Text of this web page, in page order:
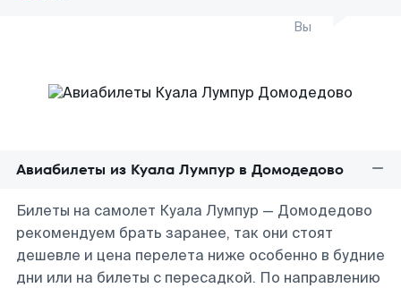
Вы
Авиабилеты из Куала Лумпур в Домодедово
Билеты на самолет Куала Лумпур — Домодедово
рекомендуем брать заранее, так они стоят
дешевле и цена перелета ниже особенно в будние
дни или на билеты с пересадкой. По направлению